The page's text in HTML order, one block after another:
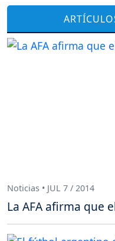
Noticias • JUL 7 / 2014
La AFA afirma que